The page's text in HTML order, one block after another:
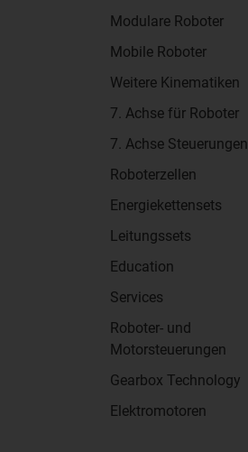
Modulare Roboter
Mobile Roboter
Weitere Kinematiken
7. Achse für Roboter
7. Achse Steuerungen
Roboterzellen
Energiekettensets
Leitungssets
Education
Services
Roboter- und
Motorsteuerungen
Gearbox Technology
Elektromotoren